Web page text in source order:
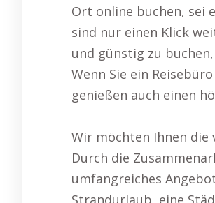
Ort online buchen, sei
sind nur einen Klick
und günstig zu
Wenn Sie ein
genießen auch einen
Wir möchten Ihnen die
Durch die
umfangreiches
Strandurlaub, eine